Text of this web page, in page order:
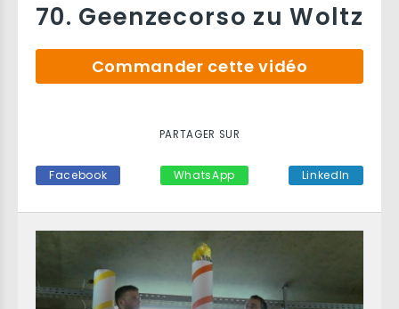
70. Geenzecorso zu Woltz
Commander cette vidéo
PARTAGER SUR
Facebook WhatsApp LinkedIn